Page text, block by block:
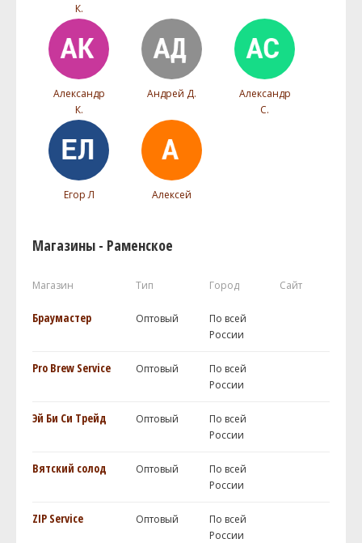
К.
Александр
К.
Андрей Д.
Александр
С.
Егор Л Алексей
Магазины - Раменское
Магазин Тип Город Сайт
Браумастер Оптовый
По всей
России
Pro Brew Service Оптовый
По всей
России
Эй Би Си Трейд Оптовый
По всей
России
Вятский солод Оптовый
По всей
России
ZIP Service Оптовый
По всей
России